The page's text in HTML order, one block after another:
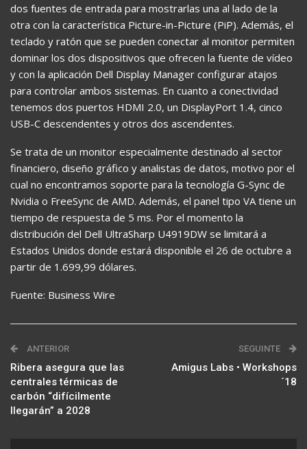
dos fuentes de entrada para mostrarlas una al lado de la
otra con la característica Picture-in-Picture (PiP). Además, el
teclado y ratón que se pueden conectar al monitor permiten
dominar los dos dispositivos que ofrecen la fuente de vídeo
y con la aplicación Dell Display Manager configurar atajos
para controlar ambos sistemas. En cuanto a conectividad
tenemos dos puertos HDMI 2.0, un DisplayPort 1.4, cinco
USB-C descendentes y otros dos ascendentes.
Se trata de un monitor especialmente destinado al sector
financiero, diseño gráfico y analistas de datos, motivo por el
cual no encontramos soporte para la tecnología G-Sync de
Nvidia o FreeSync de AMD. Además, el panel tipo VA tiene un
tiempo de respuesta de 5 ms. Por el momento la
distribución del Dell UltraSharp U4919DW se limitará a
Estados Unidos donde estará disponible el 26 de octubre a
partir de 1.699,99 dólares.
Fuente: Business Wire
ANTERIOR
Ribera asegura que las
centrales térmicas de
carbón “difícilmente
llegarán” a 2028
SEGUINTE
Amigus Labs • Workshops
´18